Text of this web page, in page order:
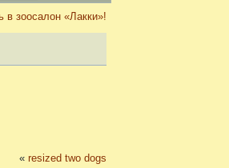
в зоосалон «Лакки»!
« resized two dogs